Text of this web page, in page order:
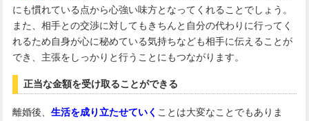
にも慣れている点から心強い味方となってくれることでしょう。
また、相手との交渉に対してもきちんと自分の代わりに行ってく
れるため自身が心に秘めている気持ちなども相手に伝えることが
でき、主張をしっかりと行うことにもつながります。
正当な金額を受け取ることができる
離婚後、 生活を成り立たせていく ことは大変なことでもありま